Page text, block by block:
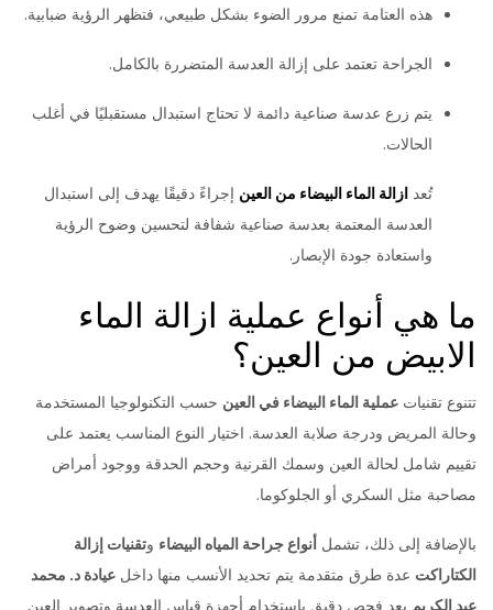
هذه العتامة تمنع مرور الضوء بشكل طبيعي، فتظهر الرؤية ضبابية.
الجراحة تعتمد على إزالة العدسة المتضررة بالكامل.
يتم زرع عدسة صناعية دائمة لا تحتاج استبدال مستقبليًا في أغلب
الحالات.
تُعد ازالة الماء البيضاء من العينإجراءً دقيقًا يهدف إلى استبدال
العدسة المعتمة بعدسة صناعية شفافة لتحسين وضوح الرؤية
واستعادة جودة الإبصار.
ما هي أنواع عملية ازالة الماء
الابيض من العين؟
تتنوع تقنيات عملية الماء البيضاء في العينحسب التكنولوجيا المستخدمة
وحالة المريض ودرجة صلابة العدسة. اختيار النوع المناسب يعتمد على
تقييم شامل لحالة العين وسمك القرنية وحجم الحدقة ووجود أمراض
مصاحبة مثل السكري أو الجلوكوما.
بالإضافة إلى ذلك، تشمل أنواع جراحة المياه البيضاءوتقنيات إزالة
الكتاراكتعدة طرق متقدمة يتم تحديد الأنسب منها داخل عيادة د. محمد
عبد الكريمبعد فحص دقيق باستخدام أجهزة قياس العدسة وتصوير العين